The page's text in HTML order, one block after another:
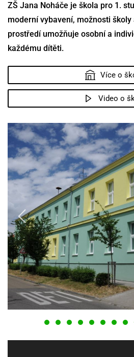
ZŠ Jana Noháče je škola pro 1.
moderní vybavení, možnosti
prostředí umožňuje osobní a
každému dítěti.
Více o
Video o